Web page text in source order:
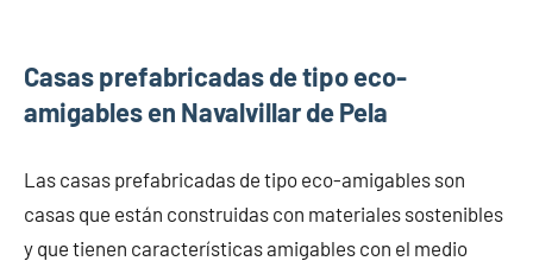
Casas prefabricadas de tipo eco-
amigables en Navalvillar de Pela
Las casas prefabricadas de tipo eco-amigables son
casas que están construidas con materiales sostenibles
y que tienen características amigables con el medio